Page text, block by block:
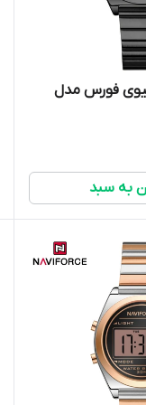
فورس مدل
به سبد